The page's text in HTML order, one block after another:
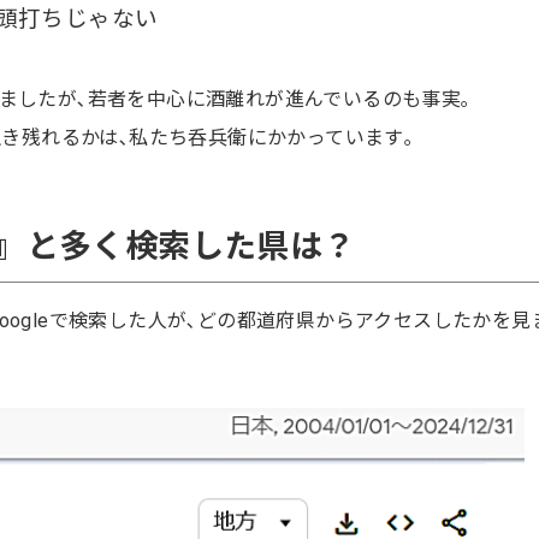
打ちじゃない
したが､若者を中心に酒離れが進んでいるのも事実｡
残れるかは､私たち呑兵衛にかかっています｡
と多く検索した県は？
で検索した人が､どの都道府県からアクセスしたかを見